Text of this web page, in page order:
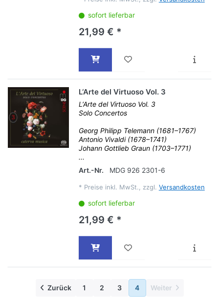
sofort lieferbar
21,99 € *
L‘Arte del Virtuoso Vol. 3
L‘Arte del Virtuoso Vol. 3
Solo Concertos
Georg Philipp Telemann (1681–1767)
Antonio Vivaldi (1678–1741)
Johann Gottlieb Graun (1703–1771)
...
Art.-Nr.
MDG 926 2301-6
* Preise inkl. MwSt., zzgl. Versandkosten
sofort lieferbar
21,99 € *
Zurück 1 2 3 4 Weiter